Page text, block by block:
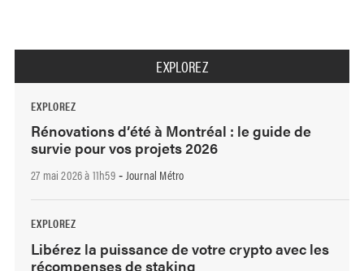
EXPLOREZ
EXPLOREZ
Rénovations d’été à Montréal : le guide de
survie pour vos projets 2026
27 mai 2026 à 11h59- Journal Métro
EXPLOREZ
Libérez la puissance de votre crypto avec les
récompenses de staking